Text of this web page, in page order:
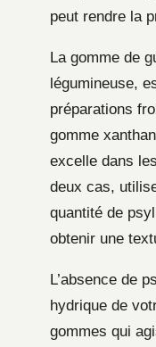
peut rendre la
La gomme de
légumineuse,
préparations
gomme
excelle dans
deux cas,
quantité de
obtenir une
L’absence de
hydrique de
gommes qui